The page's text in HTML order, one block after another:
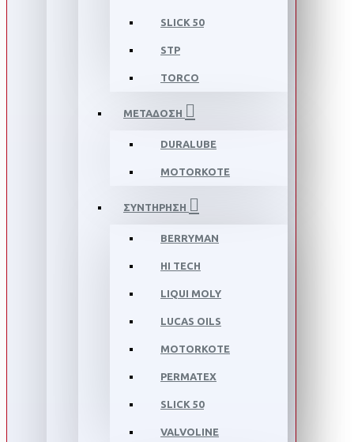
SLICK 50
STP
TORCO
ΜΕΤΑΔΟΣΗ
DURALUBE
MOTORKOTE
ΣΥΝΤΗΡΗΣΗ
BERRYMAN
HI TECH
LIQUI MOLY
LUCAS OILS
MOTORKOTE
PERMATEX
SLICK 50
VALVOLINE